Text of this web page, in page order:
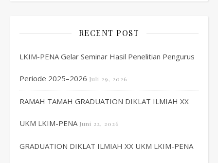
RECENT POST
LKIM-PENA Gelar Seminar Hasil Penelitian Pengurus
Periode 2025–2026 Juli 29, 2026
RAMAH TAMAH GRADUATION DIKLAT ILMIAH XX
UKM LKIM-PENA Juni 22, 2026
GRADUATION DIKLAT ILMIAH XX UKM LKIM-PENA